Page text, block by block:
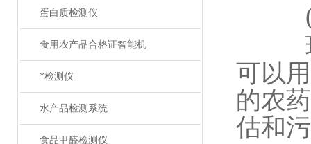
蛋白质检测仪
食用农产品合格证智能机
*检测仪
水产品检测系统
食品甲醛检测仪
(
环
可以
的农
估和